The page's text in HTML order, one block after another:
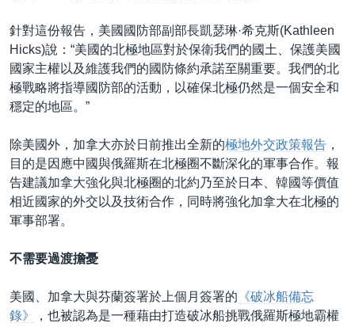
針對這份報告，美國國防部副部長凱瑟琳·希克斯(Kathleen
Hicks)說：“美國的北極地區對於保衛我們的國土、保護美國
國家主權以及維護我們的國防條約承諾至關重要。我們的北
極戰略將指導國防部的活動，以確保北極仍然是一個安全和
穩定的地區。”
除美國外，加拿大亦於日前推出全新的極地外交政策報告 ，
目的是因應中國與俄羅斯在北極圈不斷深化的軍事合作。報
告建議加拿大強化與北極圈的北約乃至於日本、韓國等價值
相近國家的外交以及技術合作，同時將強化加拿大在北極的
軍事部署。
不需要過渡擔憂
美國、加拿大與芬蘭簽署於上個月簽署的 《破冰船備忘
錄》
，也被認為是一種藉由打造破冰船挑戰俄羅斯極地霸權